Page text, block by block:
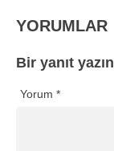
YORUMLAR
Bir yanıt yazın
Yorum *